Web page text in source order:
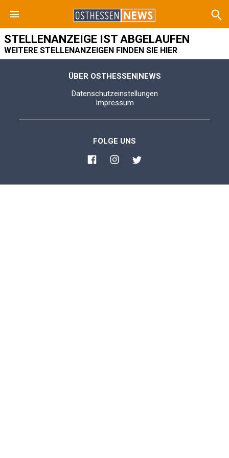
STELLENANZEIGE IST ABGELAUFEN
WEITERE STELLENANZEIGEN FINDEN SIE HIER
ÜBER OSTHESSEN|NEWS
Datenschutzeinstellungen
Impressum
FOLGE UNS